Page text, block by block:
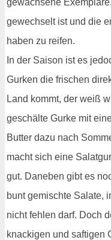
gewachsene
gewechselt ist und die
haben zu reifen.
In der Saison ist es
Gurken die frischen
Land kommt, der weiß
geschälte Gurke mit
Butter dazu nach
macht sich eine
gut. Daneben gibt es
bunt gemischte Salate,
nicht fehlen darf. Doch
knackigen und saftigen